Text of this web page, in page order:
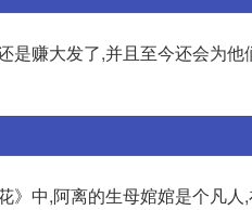
赚大发了,并且至今还会为
中,阿离的生母婠婠是个凡